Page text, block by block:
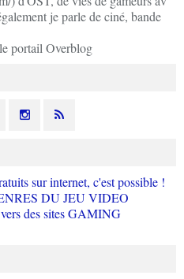
je parle de ciné, bande
portail Overblog
sur internet, c'est possible !
DU JEU VIDEO
des sites GAMING